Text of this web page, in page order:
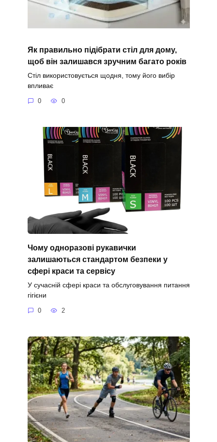
Як правильно підібрати стіл для дому,
щоб він залишався зручним багато років
Стіл використовується щодня, тому його вибір
впливає
0 0
Чому одноразові рукавички
залишаються стандартом безпеки у
сфері краси та сервісу
У сучасній сфері краси та обслуговування питання
гігієни
0 2